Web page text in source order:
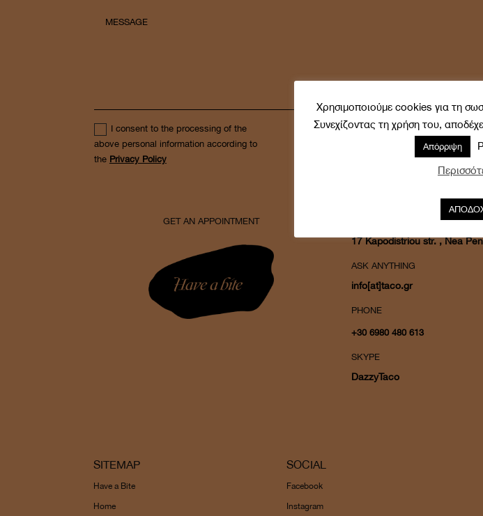
I consent to the processing of the
above personal information according to
the Privacy Policy
SEND
GET AN APPOINTMENT
17 Kapodistriou str. , Nea
ASK ANYTHING
info[at]taco.gr
PHONE
+30 6980 480 613
SKYPE
DazzyTaco
SITEMAP
Have a Bite
Home
SOCIAL
Facebook
Instagram
Χρησιμοποιούμε cookies για τη
Συνεχίζοντας τη χρήση του,
Απόρριψη